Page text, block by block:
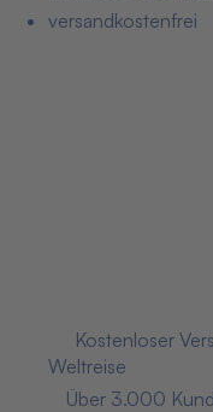
versandkostenfrei
Kostenloser
Weltreise
Über 3.000